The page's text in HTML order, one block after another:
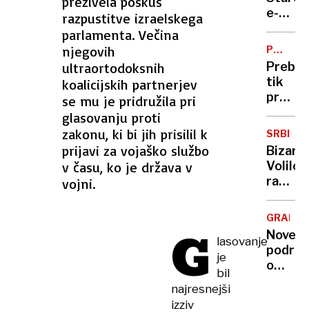
razpustitve izraelskega
parlamenta. Večina
njegovih
ultraortodoksnih
koalicijskih partnerjev
se mu je pridružila pri
glasovanju proti
zakonu, ki bi jih prisilil k
prijavi za vojaško službo
v času, ko je država v
vojni.
G
lasovanje
je
bil
najresnejši
izziv
le
ena
oseba
e-
oskrbe
ne
bodo
PARKET
tik
pred
To
ne bi
bila
še
ena
enega
imena
SRBIJA
Volilci
ker
za
svoj
glas
niso
dobili
GRADEC
Nove
o